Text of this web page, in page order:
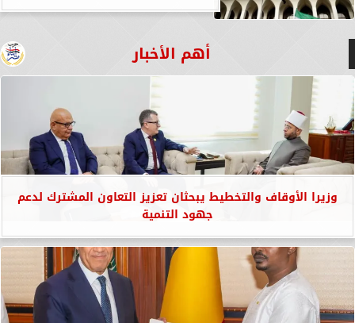
أهم الأخبار
وزيرا الأوقاف والتخطيط يبحثان تعزيز التعاون المشترك لدعم
جهود التنمية